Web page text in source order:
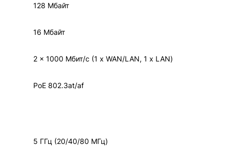
128 Мбайт
16 Мбайт
2 x 1000 Мбит/с (1 x WAN/LAN, 1 x LAN)
PoE 802.3at/af
5 ГГц (20/40/80 МГц)